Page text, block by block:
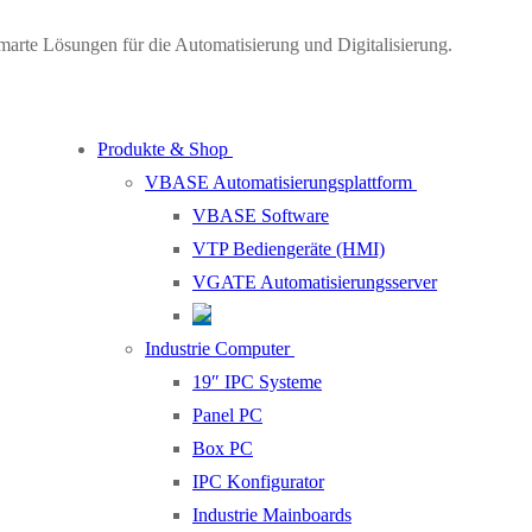
Lösungen für die Automatisierung und Digitalisierung.
Produkte & Shop
VBASE Automatisierungsplattform
VBASE Software
VTP Bediengeräte (HMI)
VGATE Automatisierungsserver
Industrie Computer
19″ IPC Systeme
Panel PC
Box PC
IPC Konfigurator
Industrie Mainboards